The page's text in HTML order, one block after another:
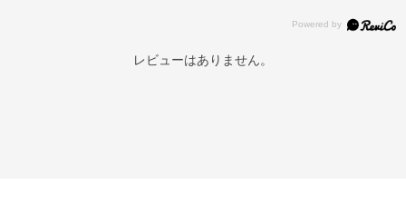
レビューはありません。